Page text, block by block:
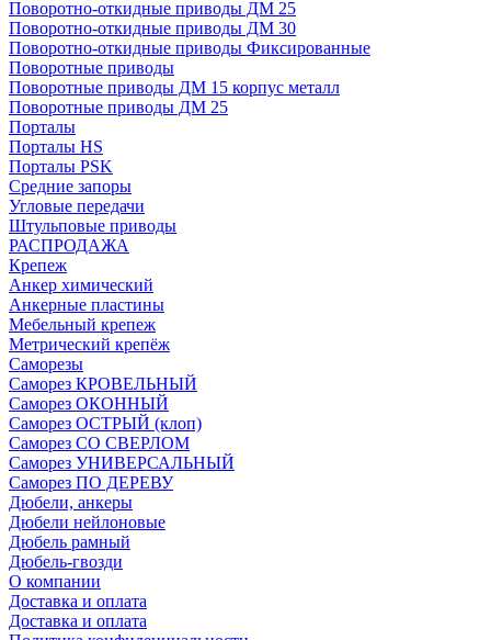
Поворотно-откидные приводы ДМ 25
Поворотно-откидные приводы ДМ 30
Поворотно-откидные приводы Фиксированные
Поворотные приводы
Поворотные приводы ДМ 15 корпус металл
Поворотные приводы ДМ 25
Порталы
Порталы HS
Порталы PSK
Средние запоры
Угловые передачи
Штульповые приводы
РАСПРОДАЖА
Крепеж
Анкер химический
Анкерные пластины
Мебельный крепеж
Метрический крепёж
Саморезы
Саморез КРОВЕЛЬНЫЙ
Саморез ОКОННЫЙ
Саморез ОСТРЫЙ (клоп)
Саморез СО СВЕРЛОМ
Саморез УНИВЕРСАЛЬНЫЙ
Саморез ПО ДЕРЕВУ
Дюбели, анкеры
Дюбели нейлоновые
Дюбель рамный
Дюбель-гвозди
О компании
Доставка и оплата
Доставка и оплата